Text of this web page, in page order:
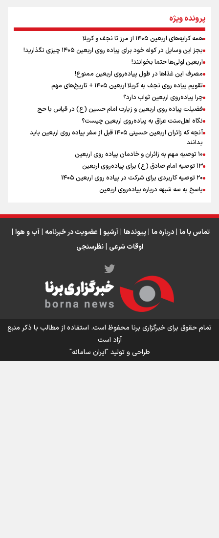
نگاه تمدنی رهبر شهید به فضای مجازی
رابطه کارگر و کارفرما در اندیشه رهبر شهید: از تضاد به
زوجیت
اینفو برنا / توصیه‌هایی طلایی برای پیاده روی اربعین
اینفو برنا / جدول کامل فاصله مرز شلمچه تا شهرهای زیارتی
عراق
اینفو برنا/ میزان مالیات بر ارزش افزوده چقدر است؟
پرونده ویژه
همه کرایه‌های اربعین ۱۴۰۵ از مرز تا نجف و کربلا
بجز این وسایل در کوله خود برای پیاده روی اربعین ۱۴۰۵ چیزی نگذارید!
اربعین اولی‌ها حتما بخوانند!
مصرف این غذاها در طول پیاده‌روی اربعین ممنوع!
تقویم پیاده روی نجف به کربلا اربعین ۱۴۰۵ + تاریخ‌های مهم
چرا پیاده‌روی اربعین ثواب دارد؟
فضیلت پیاده روی اربعین و زیارت امام حسین (ع) در قیاس با حج
نگاه اهل‌سنت عراق به پیاده‌روی اربعین چیست؟
آنچه که زائران اربعین حسینی ۱۴۰۵ قبل از سفر پیاده روی اربعین باید
بدانند
۱۰ توصیه مهم به زائران و خادمان پیاده روی اربعین
۱۳ توصیه امام صادق (ع) برای پیاده‌روی اربعین
۲۰ توصیه کاربردی برای شرکت در پیاده روی اربعین ۱۴۰۵
پاسخ به سه‌ شبهه درباره پیاده‌روی اربعین
تماس با ما | درباره ما | پیوندها | آرشیو | عضویت در خبرنامه | آب و هوا |
اوقات شرعی | نظرسنجی
تمام حقوق برای خبرگزاری برنا محفوظ است. استفاده از مطالب با ذکر منبع
آزاد است
طراحی و تولید"ایران سامانه"